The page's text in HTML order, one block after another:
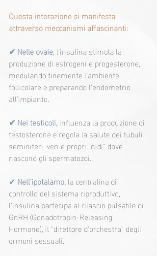
Questa interazione si manifesta
attraverso meccanismi affascinanti:
✔ Nelle ovaie, l'insulina stimola la
produzione di estrogeni e progesterone,
modulando finemente l'ambiente
follicolare e preparando l'endometrio
all'impianto.
✔ Nei testicoli, influenza la produzione di
testosterone e regola la salute dei tubuli
seminiferi, veri e propri "nidi" dove
nascono gli spermatozoi.
✔ Nell'ipotalamo, la centralina di
controllo del sistema riproduttivo,
l'insulina partecipa al rilascio pulsatile di
GnRH (Gonadotropin-Releasing
Hormone), il "direttore d'orchestra" degli
ormoni sessuali.